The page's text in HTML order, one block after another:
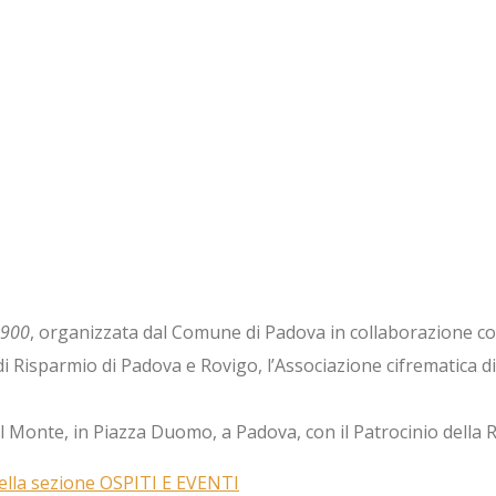
, organizzata dal Comune di Padova in collaborazione
Risparmio di Padova e Rovigo, l’Associazione cifrematica
in Piazza Duomo, a Padova, con il Patrocinio della
sezione OSPITI E EVENTI